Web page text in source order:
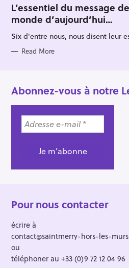
T
E
G
O
R
I
S
L’essentiel du message
monde d’aujourd’hui…
Six d'entre nous, nous disent leur
Read More
Abonnez-vous à notre
Pour nous contacter
écrire à
contact@saintmerry-hors-les-
ou
téléphoner au +33 (0)9 72 12 04 96